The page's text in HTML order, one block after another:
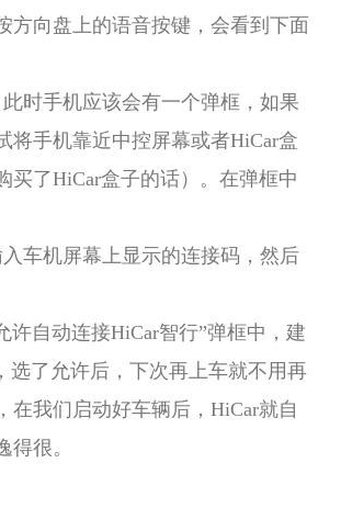
方向盘上的语音按键，会看到下面
时手机应该会有一个弹框，如果
将手机靠近中控屏幕或者HiCar盒
买了HiCar盒子的话）。在弹框中
车机屏幕上显示的连接码，然后
许自动连接HiCar智行”弹框中，建
选了允许后，下次再上车就不用再
在我们启动好车辆后，HiCar就自
得很。